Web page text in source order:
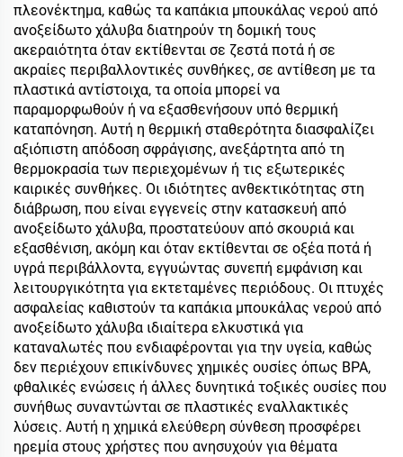
πλεονέκτημα, καθώς τα καπάκια μπουκάλας νερού από
ανοξείδωτο χάλυβα διατηρούν τη δομική τους
ακεραιότητα όταν εκτίθενται σε ζεστά ποτά ή σε
ακραίες περιβαλλοντικές συνθήκες, σε αντίθεση με τα
πλαστικά αντίστοιχα, τα οποία μπορεί να
παραμορφωθούν ή να εξασθενήσουν υπό θερμική
καταπόνηση. Αυτή η θερμική σταθερότητα διασφαλίζει
αξιόπιστη απόδοση σφράγισης, ανεξάρτητα από τη
θερμοκρασία των περιεχομένων ή τις εξωτερικές
καιρικές συνθήκες. Οι ιδιότητες ανθεκτικότητας στη
διάβρωση, που είναι εγγενείς στην κατασκευή από
ανοξείδωτο χάλυβα, προστατεύουν από σκουριά και
εξασθένιση, ακόμη και όταν εκτίθενται σε οξέα ποτά ή
υγρά περιβάλλοντα, εγγυώντας συνεπή εμφάνιση και
λειτουργικότητα για εκτεταμένες περιόδους. Οι πτυχές
ασφαλείας καθιστούν τα καπάκια μπουκάλας νερού από
ανοξείδωτο χάλυβα ιδιαίτερα ελκυστικά για
καταναλωτές που ενδιαφέρονται για την υγεία, καθώς
δεν περιέχουν επικίνδυνες χημικές ουσίες όπως BPA,
φθαλικές ενώσεις ή άλλες δυνητικά τοξικές ουσίες που
συνήθως συναντώνται σε πλαστικές εναλλακτικές
λύσεις. Αυτή η χημικά ελεύθερη σύνθεση προσφέρει
ηρεμία στους χρήστες που ανησυχούν για θέματα